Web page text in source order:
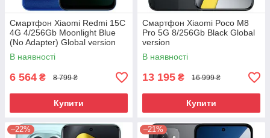
Смартфон Xiaomi Redmi 15C
4G 4/256Gb Moonlight Blue
(No Adapter) Global version
В наявності
6 564 ₴ 8 799 ₴
Купити
Смартфон Xiaomi Poco M8
Pro 5G 8/256Gb Black Global
version
В наявності
13 195 ₴ 16 999 ₴
Купити
–22% –21%